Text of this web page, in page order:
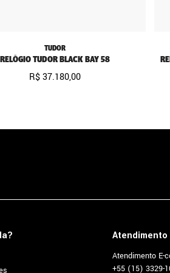
TUDOR
RELÓGIO TUDOR BLACK BAY 58
R$37.180,00
Atendimento
Atendimento E-
+55 (15) 3329-